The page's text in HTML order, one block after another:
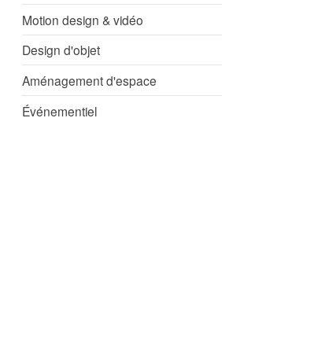
Motion design & vidéo
Design d'objet
Aménagement d'espace
Événementiel